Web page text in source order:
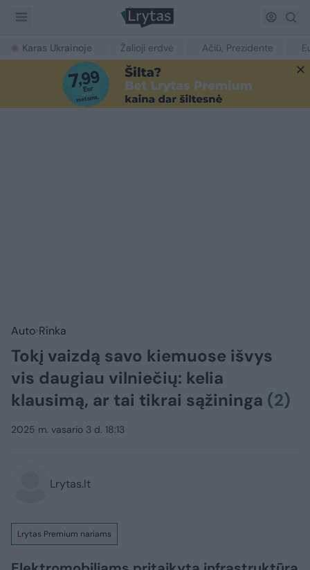
Karas Ukrainoje Žalioji erdvė Ačiū, Prezidente
Auto Rinka
Tokį vaizdą savo kiemuose išvys
vis daugiau vilniečių: kelia
klausimą, ar tai tikrai sąžininga (2)
2025 m. vasario 3 d. 18:13
Lrytas.lt
Lrytas Premium nariams